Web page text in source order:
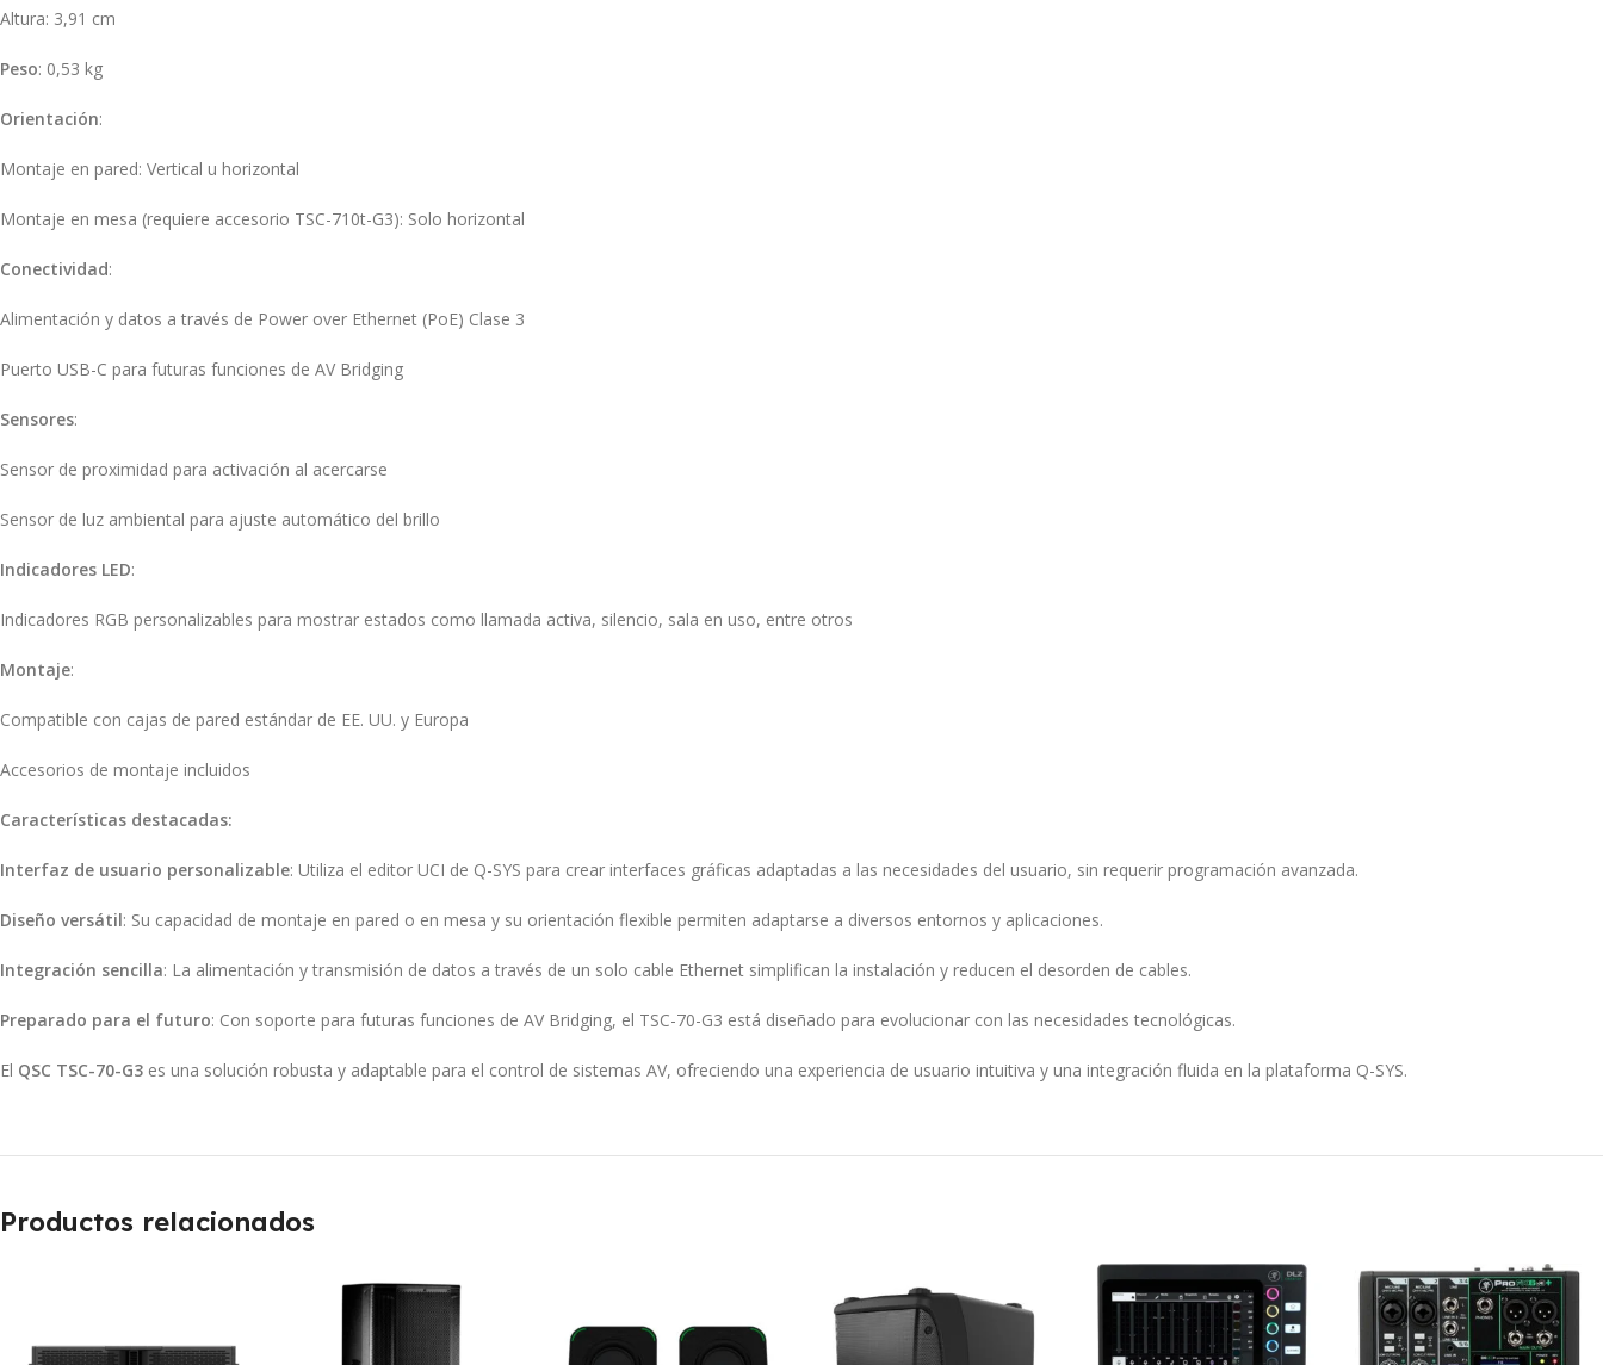
Altura: 3,91 cm
Peso: 0,53 kg
Orientación:
Montaje en pared: Vertical u horizontal
Montaje en mesa (requiere accesorio TSC-710t-G3): Solo horizontal
Conectividad:
Alimentación y datos a través de Power over Ethernet (PoE) Clase 3
Puerto USB-C para futuras funciones de AV Bridging
Sensores:
Sensor de proximidad para activación al acercarse
Sensor de luz ambiental para ajuste automático del brillo
Indicadores LED:
Indicadores RGB personalizables para mostrar estados como llamada activa, silencio, sala en uso, entre otros
Montaje:
Compatible con cajas de pared estándar de EE. UU. y Europa
Accesorios de montaje incluidos
Características destacadas:
Interfaz de usuario personalizable: Utiliza el editor UCI de Q-SYS para crear interfaces gráficas adaptadas a las necesidades del usuario, sin requerir programación avanzada.
Diseño versátil: Su capacidad de montaje en pared o en mesa y su orientación flexible permiten adaptarse a diversos entornos y aplicaciones.
Integración sencilla: La alimentación y transmisión de datos a través de un solo cable Ethernet simplifican la instalación y reducen el desorden de cables.
Preparado para el futuro: Con soporte para futuras funciones de AV Bridging, el TSC-70-G3 está diseñado para evolucionar con las necesidades tecnológicas.
El QSC TSC-70-G3 es una solución robusta y adaptable para el control de sistemas AV, ofreciendo una experiencia de usuario intuitiva y una integración fluida en la plataforma Q-SYS.
Productos relacionados